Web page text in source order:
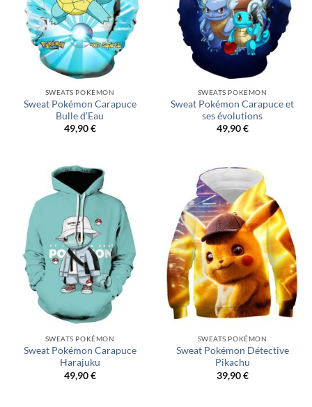
SWEATS POKÉMON
Sweat Pokémon Carapuce
Bulle d’Eau
49,90€
SWEATS POKÉMON
Sweat Pokémon Carapuce et
ses évolutions
49,90€
SWEATS POKÉMON
Sweat Pokémon Carapuce
Harajuku
49,90€
SWEATS POKÉMON
Sweat Pokémon Détective
Pikachu
39,90€